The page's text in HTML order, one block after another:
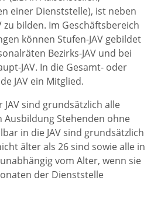
einer Dienststelle), ist neben
zu bilden. Im Geschäftsbereich
können Stufen-JAV gebildet
Bezirks-JAV und bei
JAV. In die Gesamt- oder
JAV ein Mitglied.
sind grundsätzlich alle
Ausbildung Stehenden ohne
in die JAV sind grundsätzlich
älter als 26 sind sowie alle in
vom Alter, wenn sie
der Dienststelle